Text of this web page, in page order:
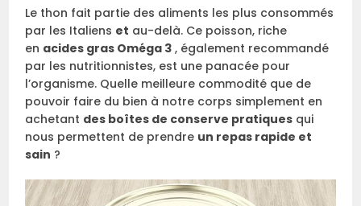
Le thon fait partie des aliments les plus consommés
par les Italiens et au-delà. Ce poisson, riche
en acides gras Oméga 3 , également recommandé
par les nutritionnistes, est une panacée pour
l’organisme. Quelle meilleure commodité que de
pouvoir faire du bien à notre corps simplement en
achetant des boîtes de conserve pratiques qui
nous permettent de prendre un repas rapide et
sain ?